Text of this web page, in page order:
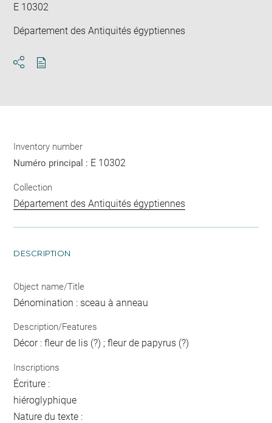
E 10302
Département des Antiquités égyptiennes
Inventory number
Numéro principal : E 10302
Collection
Département des Antiquités égyptiennes
DESCRIPTION
Object name/Title
Dénomination : sceau à anneau
Description/Features
Décor : fleur de lis (?) ; fleur de papyrus (?)
Inscriptions
Écriture :
hiéroglyphique
Nature du texte :